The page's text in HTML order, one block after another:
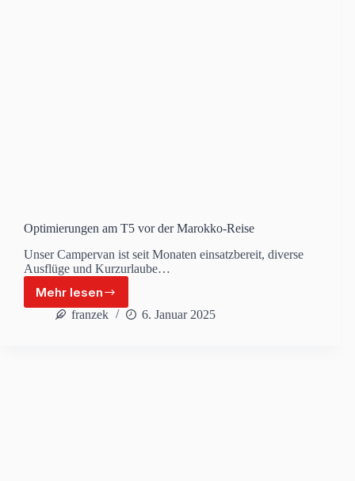
Optimierungen am T5 vor der Marokko-Reise
Unser Campervan ist seit Monaten einsatzbereit, diverse
Ausflüge und Kurzurlaube…
Mehr lesenOptimierungen
am
franzek 6. Januar 2025